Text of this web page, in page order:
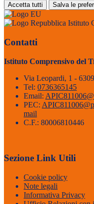
Accetta tutti Salva le
Istituto
Contatti
Istituto Comprensivo del
Via Leopardi, 1 -
Tel: 0736365145
Email:
PEC:
mail
C.F.: 80006810446
Sezione Link Utili
Cookie policy
Note legali
Informativa Privacy